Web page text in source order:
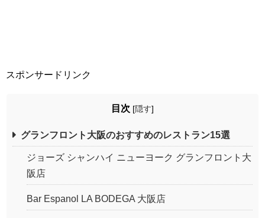
スポンサードリンク
目次 [隠す]
グランフロント大阪のおすすめのレストラン15選
ジョーズ シャンハイ ニューヨーク グランフロント大
阪店
Bar Espanol LA BODEGA 大阪店